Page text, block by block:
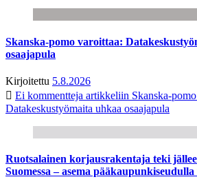
Skanska-pomo varoittaa:
osaajapula
Kirjoitettu 5.8.2026
Ei kommentteja artikkeliin Skanska-
Datakeskustyömaita uhkaa osaajapula
Ruotsalainen korjausrakentaja teki
Suomessa – asema